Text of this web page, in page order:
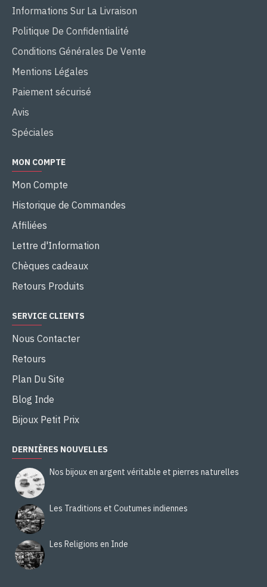
Informations Sur La Livraison
Politique De Confidentialité
Conditions Générales De Vente
Mentions Légales
Paiement sécurisé
Avis
Spéciales
MON COMPTE
Mon Compte
Historique de Commandes
Affiliées
Lettre d'Information
Chèques cadeaux
Retours Produits
SERVICE CLIENTS
Nous Contacter
Retours
Plan Du Site
Blog Inde
Bijoux Petit Prix
DERNIÈRES NOUVELLES
Nos bijoux en argent véritable et pierres naturelles
Les Traditions et Coutumes indiennes
Les Religions en Inde